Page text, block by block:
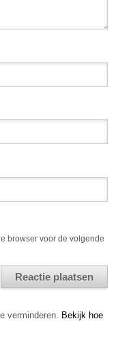
browser voor de volgende
verminderen. Bekijk hoe